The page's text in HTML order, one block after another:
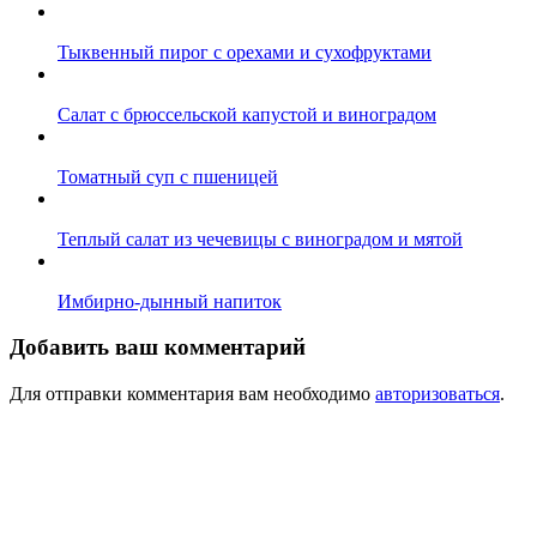
Тыквенный пирог с орехами и сухофруктами
Салат с брюссельской капустой и виноградом
Томатный суп с пшеницей
Теплый салат из чечевицы с виноградом и мятой
Имбирно-дынный напиток
Добавить ваш комментарий
Для отправки комментария вам необходимо авторизоваться.